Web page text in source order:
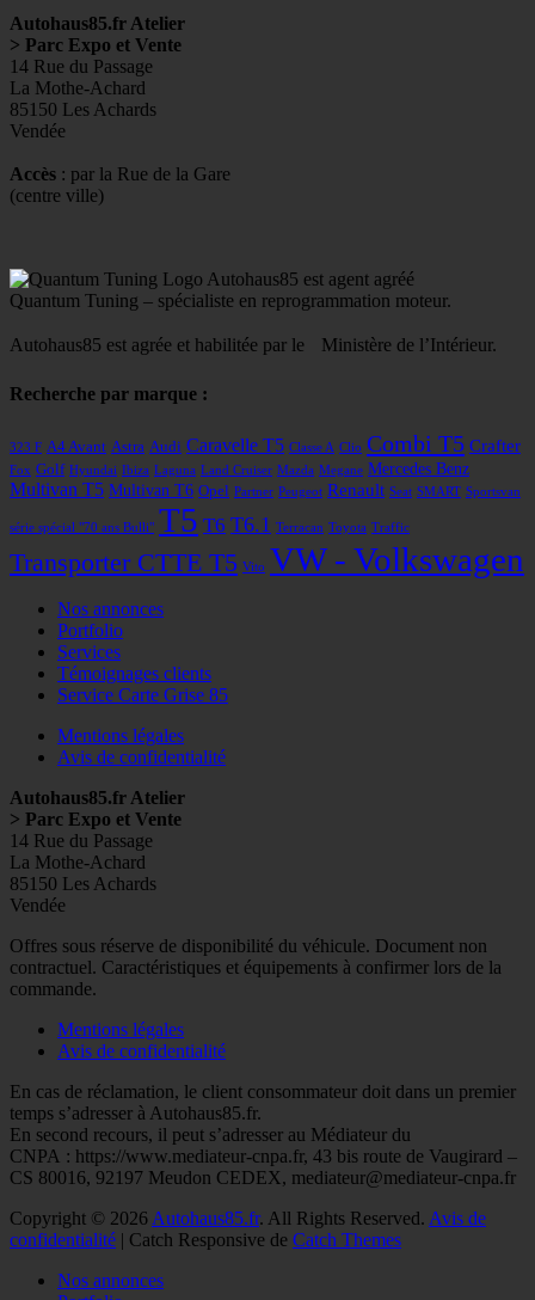
Autohaus85.fr Atelier
> Parc Expo et Vente
14 Rue du Passage
La Mothe-Achard
85150 Les Achards
Vendée
Accès : par la Rue de la Gare
(centre ville)
Autohaus85 est agent agréé
Quantum Tuning – spécialiste en reprogrammation moteur.
Autohaus85 est agrée et habilitée par le Ministère de l’Intérieur.
Recherche par marque :
323 F A4 Avant Astra Audi Caravelle T5 Classe A Clio Combi T5 Crafter
Fox Golf Hyundai Ibiza Laguna Land Cruiser Mazda Megane Mercedes Benz
Multivan T5 Multivan T6 Opel Partner Peugeot Renault Seat SMART Sportsvan
série spécial "70 ans Bulli" T5 T6 T6.1 Terracan Toyota Traffic
Transporter CTTE T5 Vito VW - Volkswagen
Nos annonces
Portfolio
Services
Témoignages clients
Service Carte Grise 85
Mentions légales
Avis de confidentialité
Autohaus85.fr Atelier
> Parc Expo et Vente
14 Rue du Passage
La Mothe-Achard
85150 Les Achards
Vendée
Facebook
Googleplus
E-
mail
Instagram
Tél
Offres sous réserve de disponibilité du véhicule. Document non
contractuel. Caractéristiques et équipements à confirmer lors de la
commande.
Mentions légales
Avis de confidentialité
En cas de réclamation, le client consommateur doit dans un premier
temps s’adresser à Autohaus85.fr.
En second recours, il peut s’adresser au Médiateur du
CNPA : https://www.mediateur-cnpa.fr, 43 bis route de Vaugirard –
CS 80016, 92197 Meudon CEDEX, mediateur@mediateur-cnpa.fr
Copyright © 2026 Autohaus85.fr. All Rights Reserved. Avis de
confidentialité | Catch Responsive de Catch Themes
remonterNos annonces